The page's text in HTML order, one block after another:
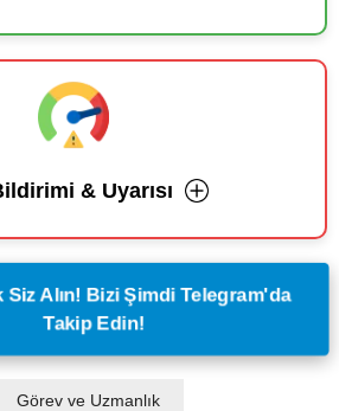
& Uyarısı
Siz Alın! Bizi Şimdi Telegram'da
Takip Edin!
Görev ve Uzmanlık